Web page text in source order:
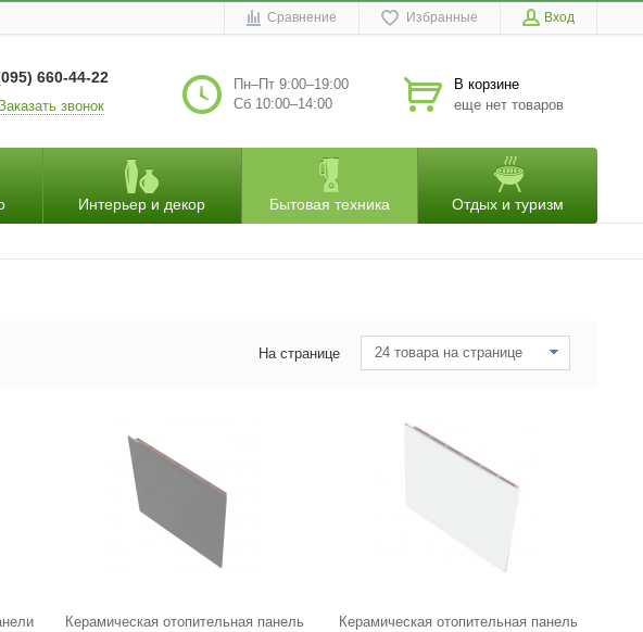
Сравнение Избранные Вход
660-44-22
звонок
Пн–Пт 9:00–19:00
Сб 10:00–14:00
В корзине
еще нет товаров
Интерьер и декор Бытовая техника Отдых и туризм
На странице 24 товара на странице
Керамическая отопительная панель
Керамическая отопительная панель